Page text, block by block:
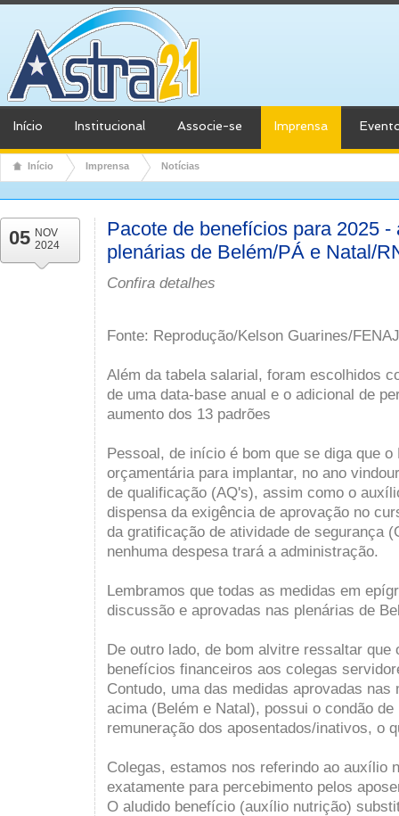
Início Institucional Associe-se Imprensa
Início Imprensa Notícias
05 NOV
2024
Pacote de benefícios para 2025 -
plenárias de Belém/PÁ e Natal/
Confira detalhes
Fonte: Reprodução/Kelson Guarines/
Além da tabela salarial, foram escolhidos
de uma data-base anual e o adicional de
aumento dos 13 padrões
Pessoal, de início é bom que se diga que
orçamentária para implantar, no ano
de qualificação (AQ's), assim como o
dispensa da exigência de aprovação no
da gratificação de atividade de segurança
nenhuma despesa trará a administração.
Lembramos que todas as medidas em
discussão e aprovadas nas plenárias de
De outro lado, de bom alvitre ressaltar que
benefícios financeiros aos colegas
Contudo, uma das medidas aprovadas
acima (Belém e Natal), possui o condão
remuneração dos aposentados/inativos, o
Colegas, estamos nos referindo ao auxílio
exatamente para percebimento pelos
O aludido benefício (auxílio nutrição)